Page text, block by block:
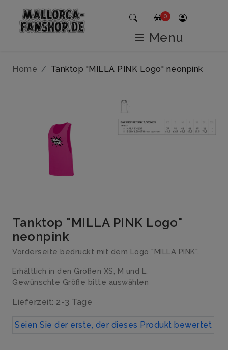
Home Tanktop "MILLA PINK Logo" neonpink
Tanktop "MILLA PINK Logo"
neonpink
Vorderseite bedruckt mit dem Logo "MILLA PINK".
Erhältlich in den Größen XS, M und L.
Gewünschte Größe bitte auswählen
Lieferzeit: 2-3 Tage
Seien Sie der erste, der dieses Produkt bewertet
0
Menu